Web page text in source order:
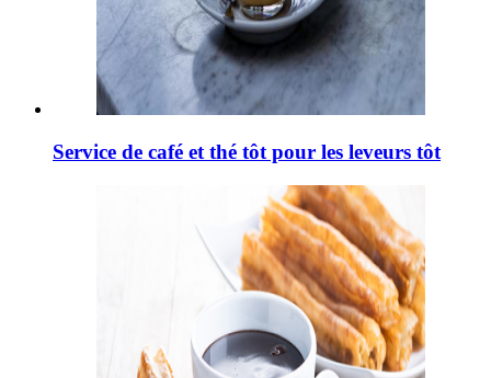
Service de café et thé tôt pour les leveurs tôt